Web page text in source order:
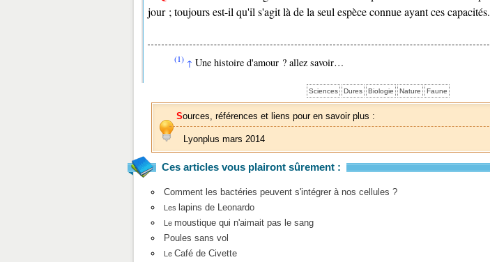
jour ; toujours est-il qu'il s'agit là de la seul espèce connue ayant ces capacités.
(1) ↑ Une histoire d'amour ? allez savoir…
Sciences Dures Biologie Nature Faune
Sources, références et liens pour en savoir plus :
Lyonplus mars 2014
Ces articles vous plairont sûrement :
Comment les bactéries peuvent s'intégrer à nos cellules ?
Les lapins de Leonardo
Le moustique qui n'aimait pas le sang
Poules sans vol
Le Café de Civette